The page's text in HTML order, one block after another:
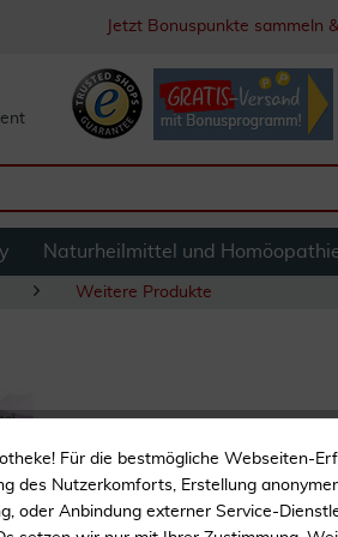
Jetzt Bonuspunkte sammeln
Naturheilmittel und
Weitere Produkte
Sidroga Stress-
Für die bestmögliche Webseiten-
des Nutzerkomforts, Erstellung
oder Anbindung externer Service-